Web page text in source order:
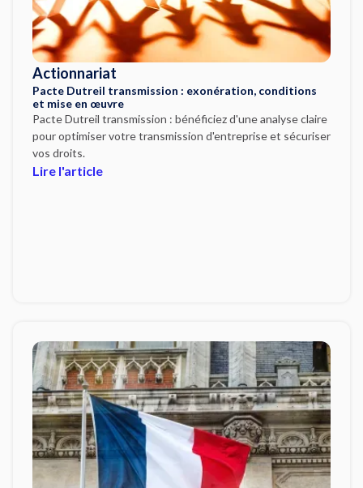
Actionnariat
Pacte Dutreil transmission : exonération, conditions
et mise en œuvre
Pacte Dutreil transmission : bénéficiez d'une analyse claire
pour optimiser votre transmission d'entreprise et sécuriser
vos droits.
Lire l'article